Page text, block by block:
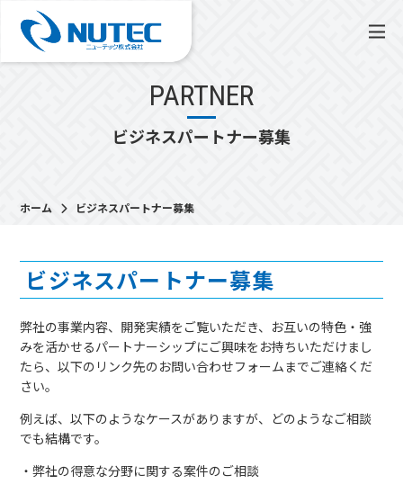
PARTNER
ビジネスパートナー募集
ホーム ビジネスパートナー募集
ビジネスパートナー募集
弊社の事業内容、開発実績をご覧いただき、お互いの特色・強
みを活かせるパートナーシップにご興味をお持ちいただけまし
たら、以下のリンク先のお問い合わせフォームまでご連絡くだ
さい。
例えば、以下のようなケースがありますが、どのようなご相談
でも結構です。
・弊社の得意な分野に関する案件のご相談